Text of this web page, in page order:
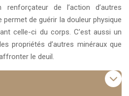
renforçateur de l’action d’autres
de guérir la douleur physique
celle-ci du corps. C’est aussi un
propriétés d’autres minéraux que
le deuil.